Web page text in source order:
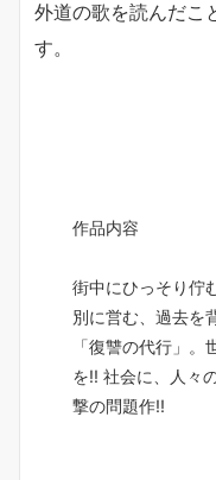
外道の歌を読んだこ
す。
作品内容
街中にひっそり佇
別に営む、過去を
「復讐の代行」
を!! 社会に、人々
撃の問題作!!